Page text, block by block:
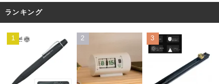
ランキング
1 2 3